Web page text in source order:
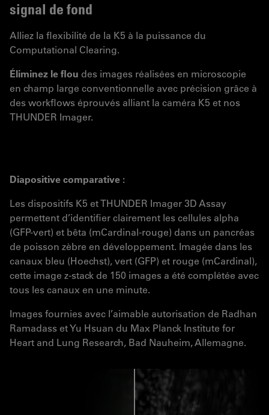
signal de fond
Alliez la flexibilité de la K5 à la puissance du
Computational Clearing.
Éliminez le flou des images réalisées en microscopie
en champ large conventionnelle avec précision grâce à
des workflows éprouvés alliant la caméra K5 et nos
THUNDER Imager.
Diapositive comparative :
Les dispositifs K5 et THUNDER Imager 3D Assay
permettent d’identifier clairement les cellules alpha
(GFP-vert) et bêta (mCardinal-rouge) dans un pancréas
de poisson zèbre en développement. Imagée dans les
canaux bleu (Hoechst), vert (GFP) et rouge (mCardinal),
cette image z-stack de 150 images a été complétée avec
tous les canaux en une minute.
Images fournies avec l’aimable autorisation de Radhan
Ramadass et Yu Hsuan du Max Planck Institute for
Heart and Lung Research, Bad Nauheim, Allemagne.